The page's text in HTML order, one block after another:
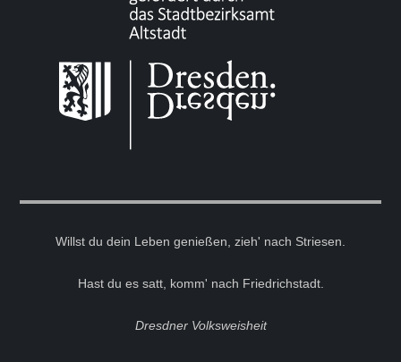
Willst du dein Leben genießen, zieh' nach Striesen.
Hast du es satt, komm' nach Friedrichstadt.
Dresdner Volksweisheit